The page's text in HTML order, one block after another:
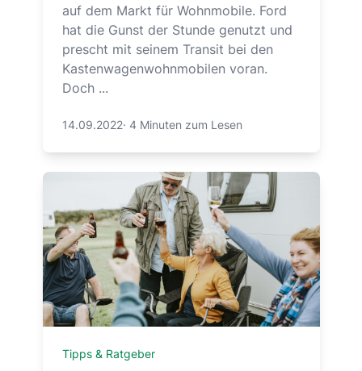
auf dem Markt für Wohnmobile. Ford
hat die Gunst der Stunde genutzt und
prescht mit seinem Transit bei den
Kastenwagenwohnmobilen voran.
Doch ...
14.09.2022· 4 Minuten zum Lesen
Tipps & Ratgeber